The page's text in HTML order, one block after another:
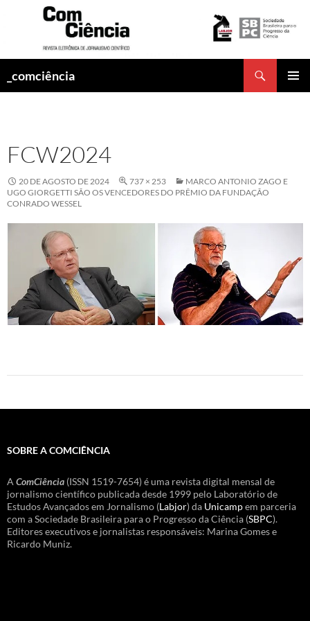
_comciência
FCW2024
20 DE AGOSTO DE 2024 737 × 253
MARCO ANTONIO ZAGO E
UGO GIORGETTI SÃO OS VENCEDORES DO PRÊMIO DA FUNDAÇÃO
CONRADO WESSEL
SOBRE A COMCIÊNCIA
A ComCiência (ISSN 1519-7654) é uma revista digital mensal de
jornalismo científico publicada desde 1999 pelo Laboratório de
Estudos Avançados em Jornalismo (Labjor) da Unicampem parceria
com a Sociedade Brasileira para o Progresso da Ciência (SBPC).
Editores executivos e jornalistas responsáveis: Marina Gomes e
Ricardo Muniz.